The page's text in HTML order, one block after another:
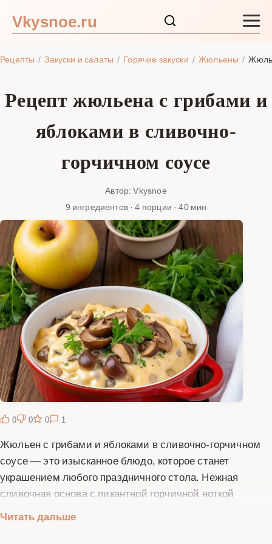
Vkysnoe.ru
Рецепты Закуски и салаты Горячие закуски Жюльены
Рецепт жюльена с грибами и
яблоками в сливочно-
горчичном соусе
Автор: Vkysnoe
9 ингредиентов · 4 порции · 40 мин
0 0 0 1
Жюльен с грибами и яблоками в сливочно-горчичном
соусе — это изысканное блюдо, которое станет
украшением любого праздничного стола. Нежная
сливочная основа с пикантной горчичной ноткой
сладковатыми яблоками. Это блюдо французской
Читать дальше